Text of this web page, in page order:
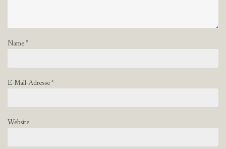
Name*
E-Mail-Adresse*
Website